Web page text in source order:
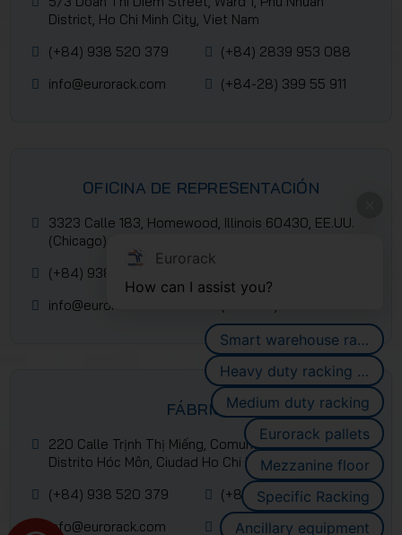
District, Ho Chi Minh City, Viet Nam
(+84) 938 520 379
(+84) 2839 953 088
info@eurorack.com
(+84-28) 399 55 911
OFICINA DE REPRESENTACIÓN
3323 Calle 183, Homewood, Illinois 60430, EE.UU.
(Chicago)
(+84) 938 520 379
info@eurorack.com
FÁBRICA
220 Calle Trịnh Thị Miếng, Comuna Thới Tam Môn,
Distrito Hóc Môn, Ciudad Ho Chi Minh, Vietnam
(+84) 938 520 379
(+84) 2839 953 088
info@eurorack.com
(+84-28) 399 55 911
Eurorack
How can I assist you?
Smart warehouse racking systems
Heavy duty racking systems
Medium duty racking
Eurorack pallets
Mezzanine floor
Specific Racking
Ancillary equipment